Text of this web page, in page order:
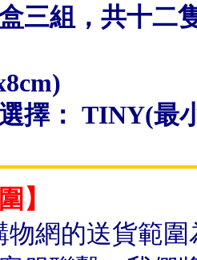
三組，共十二
擇： TINY(最
】
物網的送貨範